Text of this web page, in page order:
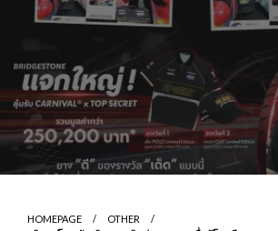
HOMEPAGE
OTHER